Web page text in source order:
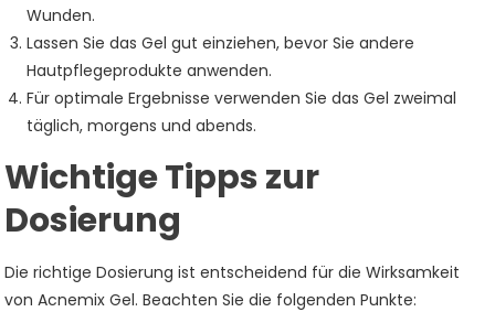
Wunden.
Lassen Sie das Gel gut einziehen, bevor Sie andere
Hautpflegeprodukte anwenden.
Für optimale Ergebnisse verwenden Sie das Gel zweimal
täglich, morgens und abends.
Wichtige Tipps zur
Dosierung
Die richtige Dosierung ist entscheidend für die Wirksamkeit
von Acnemix Gel. Beachten Sie die folgenden Punkte: